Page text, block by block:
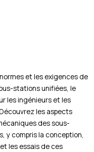
et les exigences de
stations unifiées, le
les ingénieurs et les
les aspects
des sous-
y compris la conception,
les essais de ces